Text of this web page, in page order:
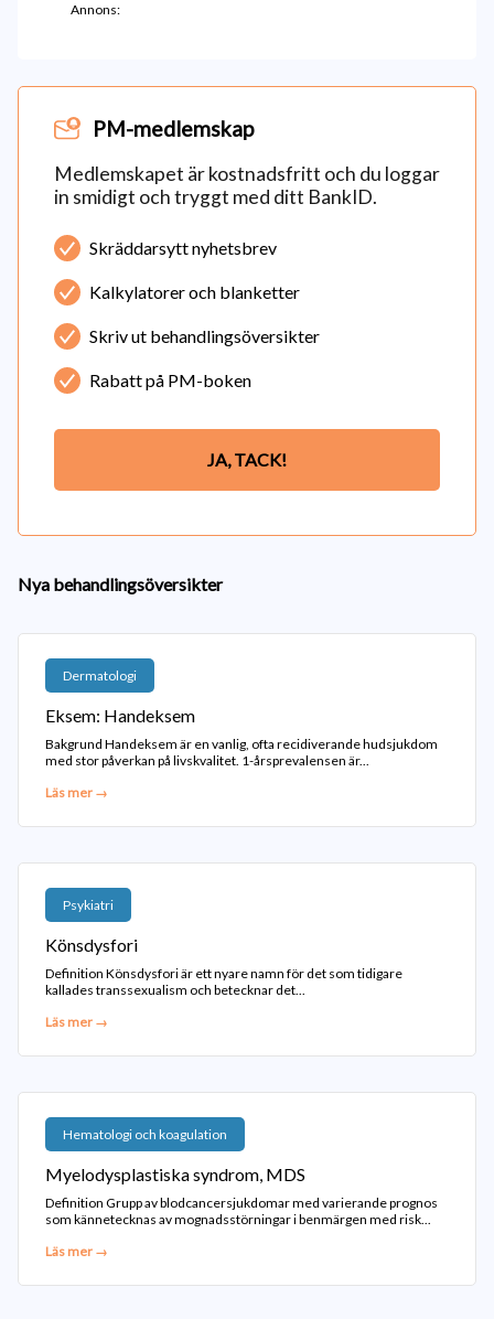
Annons:
PM-medlemskap
Medlemskapet är kostnadsfritt och du loggar
in smidigt och tryggt med ditt BankID.
Skräddarsytt nyhetsbrev
Kalkylatorer och blanketter
Skriv ut behandlingsöversikter
Rabatt på PM-boken
JA, TACK!
Nya behandlingsöversikter
Dermatologi
Eksem: Handeksem
Bakgrund Handeksem är en vanlig, ofta recidiverande hudsjukdom
med stor påverkan på livskvalitet. 1-årsprevalensen är...
Läs mer →
Psykiatri
Könsdysfori
Definition Könsdysfori är ett nyare namn för det som tidigare
kallades transsexualism och betecknar det...
Läs mer →
Hematologi och koagulation
Myelodysplastiska syndrom, MDS
Definition Grupp av blodcancersjukdomar med varierande prognos
som kännetecknas av mognadsstörningar i benmärgen med risk...
Läs mer →